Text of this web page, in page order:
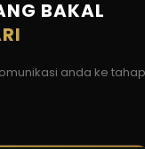
BAKAL
anda ke tahap